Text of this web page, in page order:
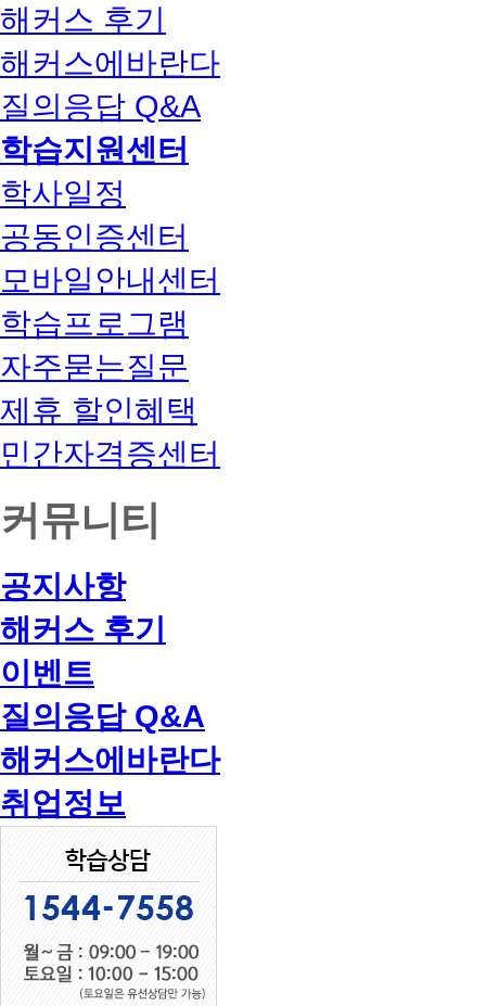
해커스 후기
해커스에바란다
질의응답 Q&A
학습지원센터
학사일정
공동인증센터
모바일안내센터
학습프로그램
자주묻는질문
제휴 할인혜택
민간자격증센터
커뮤니티
공지사항
해커스 후기
이벤트
질의응답 Q&A
해커스에바란다
취업정보